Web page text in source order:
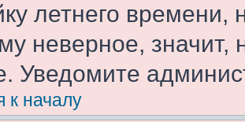
летнего
неверное, значит,
Уведомите
к началу